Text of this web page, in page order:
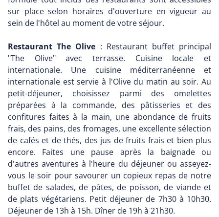
sur place selon horaires d'ouverture en vigueur au
sein de l'hôtel au moment de votre séjour.
Restaurant The Olive : Restaurant buffet principal
"The Olive" avec terrasse. Cuisine locale et
internationale. Une cuisine méditerranéenne et
internationale est servie à l'Olive du matin au soir. Au
petit-déjeuner, choisissez parmi des omelettes
préparées à la commande, des pâtisseries et des
confitures faites à la main, une abondance de fruits
frais, des pains, des fromages, une excellente sélection
de cafés et de thés, des jus de fruits frais et bien plus
encore. Faites une pause après la baignade ou
d'autres aventures à l'heure du déjeuner ou asseyez-
vous le soir pour savourer un copieux repas de notre
buffet de salades, de pâtes, de poisson, de viande et
de plats végétariens. Petit déjeuner de 7h30 à 10h30.
Déjeuner de 13h à 15h. Dîner de 19h à 21h30.